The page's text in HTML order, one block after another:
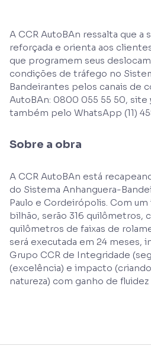
A CCR AutoBAn ressalta que a
reforçada e orienta aos
que programem seus
condições de tráfego no
Bandeirantes pelos canais de
AutoBAn: 0800 055 55 50, site
também pelo WhatsApp (11)
Sobre a obra
A CCR AutoBAn está
do Sistema Anhanguera-
Paulo e Cordeirópolis. Com
bilhão, serão 316 quilômetros,
quilômetros de faixas de
será executada em 24 meses,
Grupo CCR de Integridade
(excelência) e impacto
natureza) com ganho de